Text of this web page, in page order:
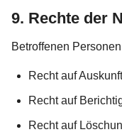
9. Rechte der
Betroffenen
Recht auf
Recht auf
Recht auf